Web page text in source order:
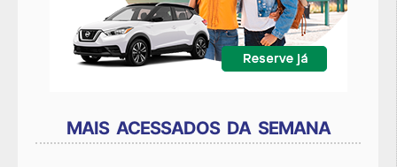
MAIS ACESSADOS DA SEMANA